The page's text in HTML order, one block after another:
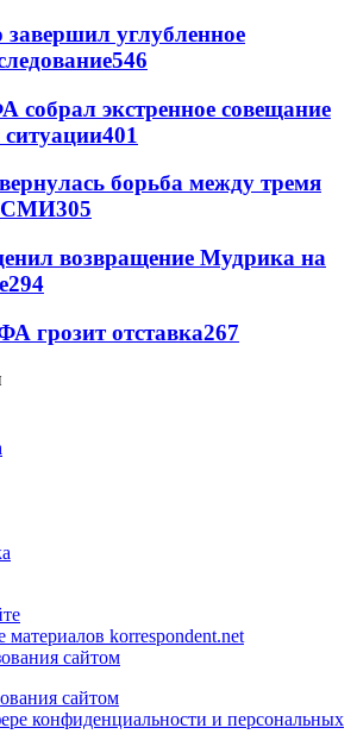
углубленное
546
экстренное совещание
ситуации401
борьба между тремя
СМИ305
возвращение Мудрика на
294
грозит отставка267
материалов korrespondent.net
сайтом
сайтом
конфиденциальности и персональных